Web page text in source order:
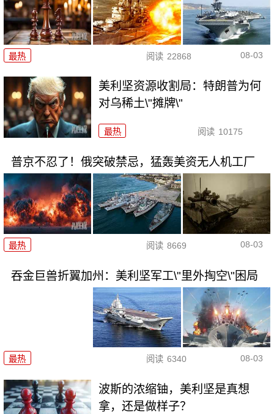
最热 阅读 22868 08-03
美利坚资源收割局：特朗普为何
对乌稀土\"摊牌\"
最热 阅读 10175
普京不忍了！俄突破禁忌，猛轰美资无人机工厂
最热 阅读 8669 08-03
吞金巨兽折翼加州：美利坚军工\"里外掏空\"困局
最热 阅读 6340 08-03
波斯的浓缩铀，美利坚是真想
拿，还是做样子？